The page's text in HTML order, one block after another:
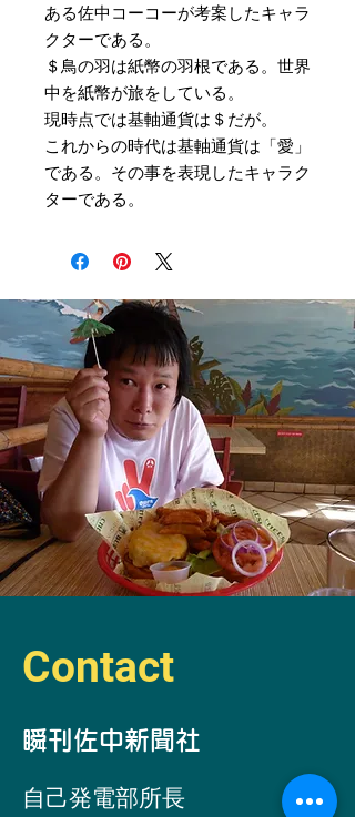
ある佐中コーコーが考案したキャラ
クターである。
＄鳥の羽は紙幣の羽根である。世界
中を紙幣が旅をしている。
現時点では基軸通貨は＄だが。
これからの時代は基軸通貨は「愛」
である。その事を表現したキャラク
ターである。
Contact
​瞬刊佐中新聞社
自己発電部所長